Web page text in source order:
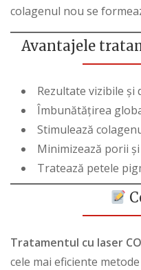
colagenul nou se
Avantajele
Rezultate vizibile și
Îmbunătățirea
Stimulează
Minimizează porii și
Tratează petele
Tratamentul cu laser
cele mai eficiente